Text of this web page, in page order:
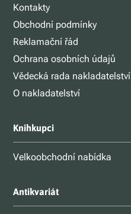
Kontakty
Obchodní podmínky
Reklamační řád
Ochrana osobních údajů
Vědecká rada nakladatelství
O nakladatelství
Knihkupci
Velkoobchodní nabídka
Antikvariát